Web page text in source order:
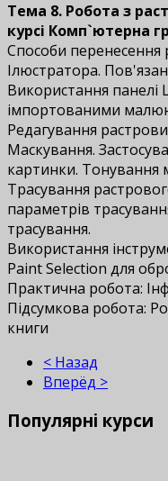
Тема 8. Робота з
курсі Комп`ютерна
Способи
Ілюстратора.
Використання панелі
імпортованими
Редагування
Маскування.
картинки. Тонування
Трасування
параметрів
трасування.
Використання
Paint Selection для
Практична робота:
Підсумкова робота:
книги
< Назад
Вперёд >
Популярні курси